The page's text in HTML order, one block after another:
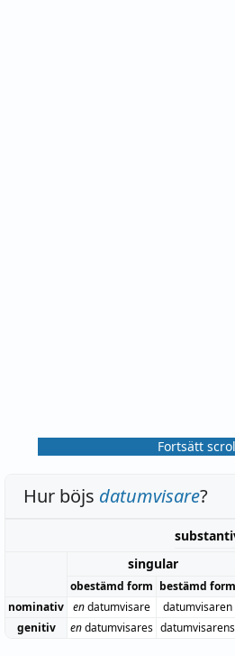
Fortsätt
Hur böjs datumvisare?
singular
obestämd form bestämd form
nominativ endatumvisare datumvisaren
genitiv
endatumvisares datumvisarens